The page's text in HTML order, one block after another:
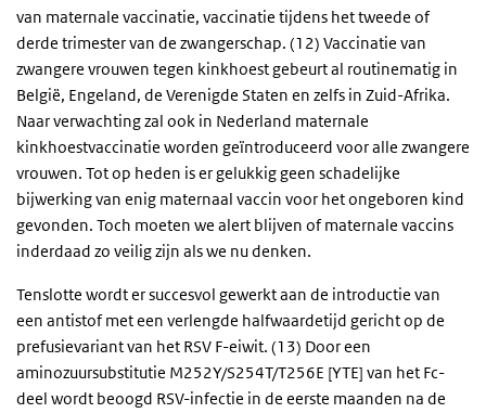
van maternale vaccinatie, vaccinatie tijdens het tweede of
derde trimester van de zwangerschap. (12) Vaccinatie van
zwangere vrouwen tegen kinkhoest gebeurt al routinematig in
België, Engeland, de Verenigde Staten en zelfs in Zuid-Afrika.
Naar verwachting zal ook in Nederland maternale
kinkhoestvaccinatie worden geïntroduceerd voor alle zwangere
vrouwen. Tot op heden is er gelukkig geen schadelijke
bijwerking van enig maternaal vaccin voor het ongeboren kind
gevonden. Toch moeten we alert blijven of maternale vaccins
inderdaad zo veilig zijn als we nu denken.
Tenslotte wordt er succesvol gewerkt aan de introductie van
een antistof met een verlengde halfwaardetijd gericht op de
prefusievariant van het RSV F-eiwit. (13) Door een
aminozuursubstitutie M252Y/S254T/T256E [YTE] van het Fc-
deel wordt beoogd RSV-infectie in de eerste maanden na de